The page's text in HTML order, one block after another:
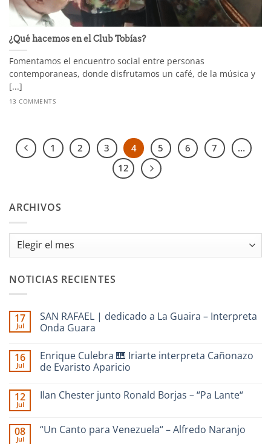
¿Qué hacemos en el Club Tobías?
Fomentamos el encuentro social entre personas
contemporaneas, donde disfrutamos un café, de la música y
[...]
13 COMMENTS
1 2 3 4 5 6 7
…
12
ARCHIVOS
Archivos
NOTICIAS RECIENTES
17
Jul
SAN RAFAEL | dedicado a La Guaira – Interpreta
Onda Guara
comentarios
en
SAN
dedicado
–
Interpreta
16
Jul
Enrique Culebra 🎹 Iriarte interpreta Cañonazo
de Evaristo Aparicio
comentarios
🎹
Iriarte
12
Jul
Ilan Chester junto Ronald Borjas – “Pa Lante“
comentarios
en
08
Jul
“Un Canto para Venezuela“ – Alfredo Naranjo